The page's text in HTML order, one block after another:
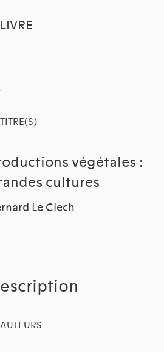
LIVRE
TITRE(S)
végétales :
cultures
Le Clech
AUTEURS